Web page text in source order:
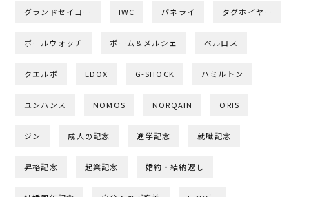
グランドセイコー IWC パネライ タグホイヤー
ボールウォッチ ボーム＆メルシェ ベルロス
クエルボ EDOX G-SHOCK ハミルトン
ユンハンス NOMOS NORQAIN ORIS
ジン 成人の記念 進学記念 就職記念
昇格記念 起業記念 婚約・結納返し